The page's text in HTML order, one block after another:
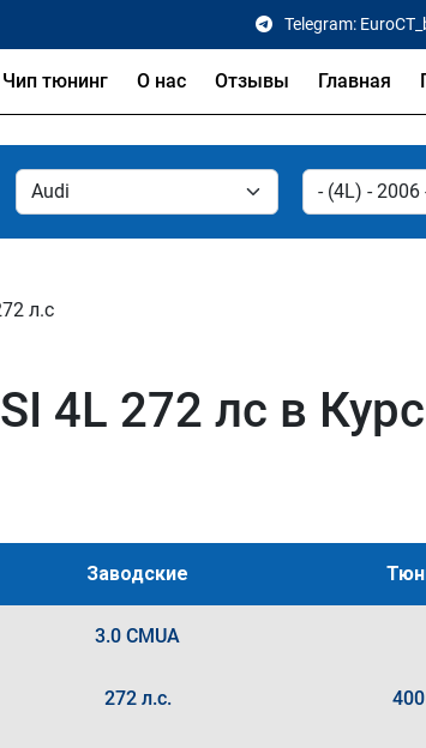
Telegram:
Чип тюнинг О нас Отзывы Главная
л.с
4L 272 лс в
Заводские
3.0 CMUA
272 л.с.